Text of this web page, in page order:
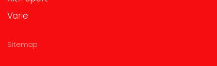
Varie
Sitemap